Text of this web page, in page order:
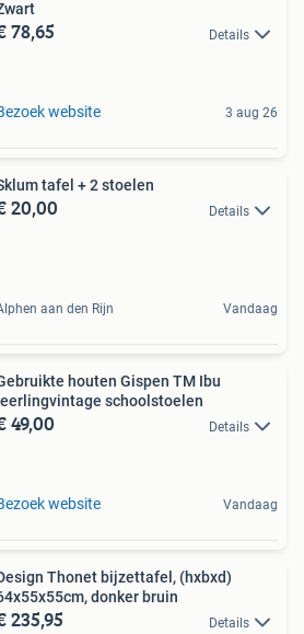
78,65 Details
website 3 aug 26
tafel + 2 stoelen
20,00 Details
aan den Rijn Vandaag
houten Gispen TM Ibu
leerlingvintage schoolstoelen
49,00 Details
website Vandaag
Thonet bijzettafel, (hxbxd)
donker bruin
235,95 Details